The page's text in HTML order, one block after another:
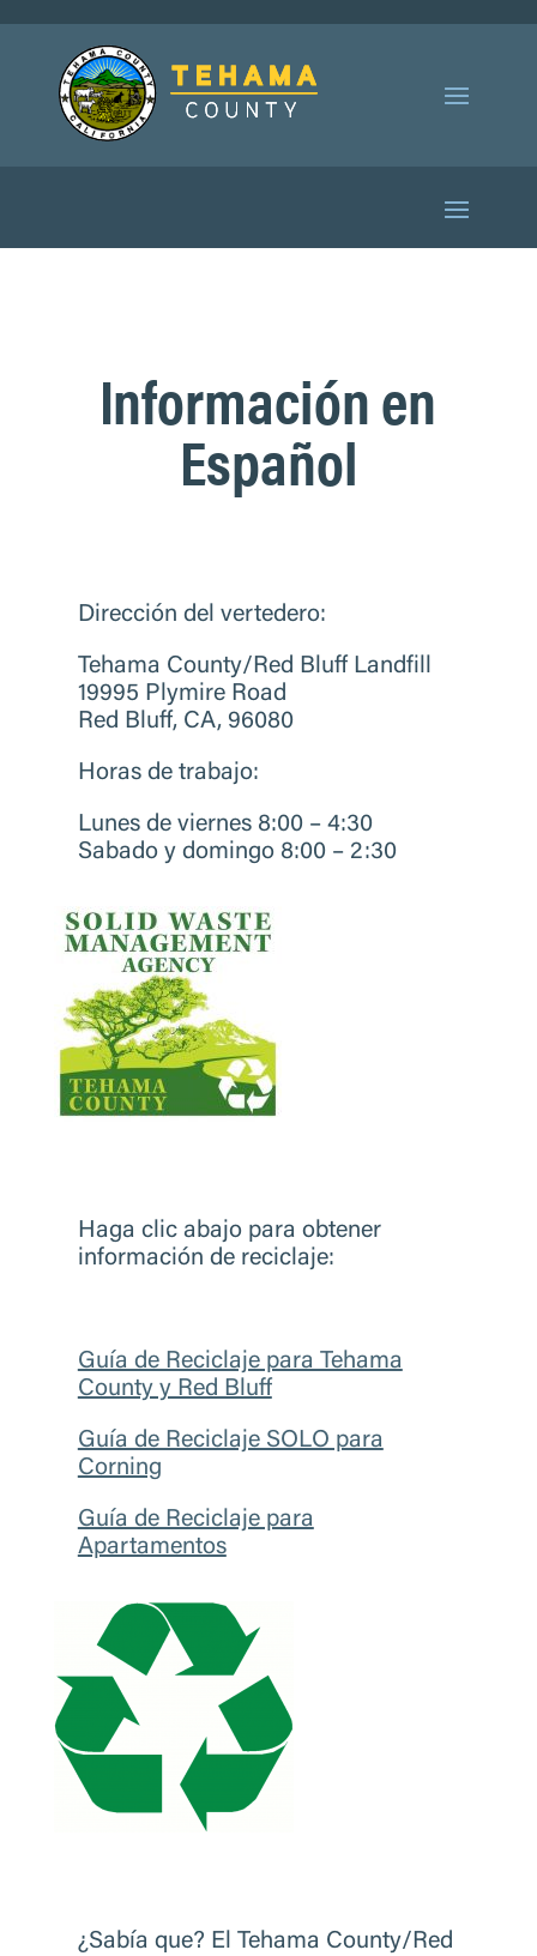
Información en
Español
Dirección del vertedero:
Tehama County/Red Bluff Landfill
19995 Plymire Road
Red Bluff, CA, 96080
Horas de trabajo:
Lunes de viernes 8:00 – 4:30
Sabado y domingo 8:00 – 2:30
Haga clic abajo para obtener
información de reciclaje:
Guía de Reciclaje para Tehama
County y Red Bluff
Guía de Reciclaje SOLO para
Corning
Guía de Reciclaje para
Apartamentos
¿Sabía que? El Tehama County/Red